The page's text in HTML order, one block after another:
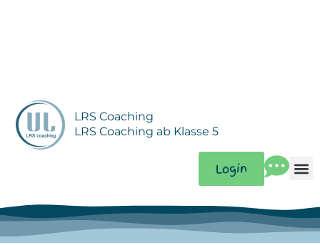
LRS Coaching
LRS Coaching ab Klasse 5
Login